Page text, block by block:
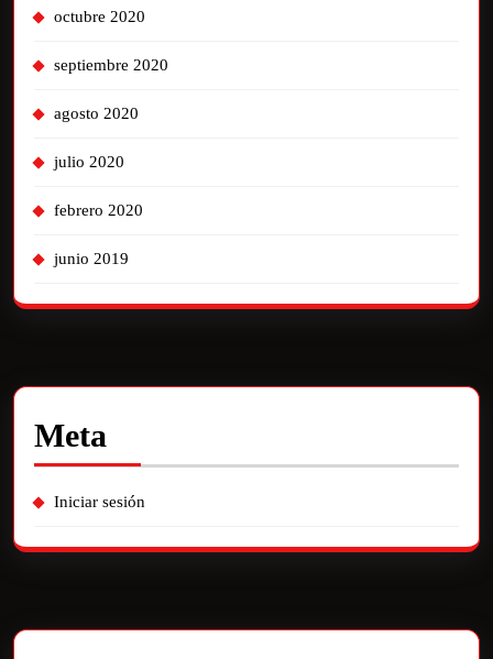
octubre 2020
septiembre 2020
agosto 2020
julio 2020
febrero 2020
junio 2019
Meta
Iniciar sesión